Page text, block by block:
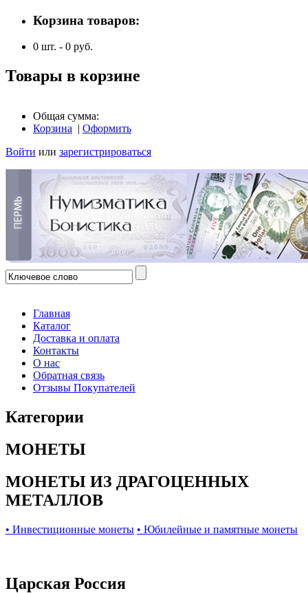
Корзина товаров:
0 шт. - 0 руб.
Товары в корзине
Общая сумма:
Корзина | Оформить
Войти или зарегистрироваться
Главная
Каталог
Доставка и оплата
Контакты
О нас
Обратная связь
Отзывы Покупателей
Категории
МОНЕТЫ
МОНЕТЫ ИЗ ДРАГОЦЕННЫХ
МЕТАЛЛОВ
• Инвестиционные монеты • Юбилейные и памятные монеты
Царская Россия